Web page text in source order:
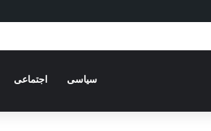
سیاسی اجتماعی